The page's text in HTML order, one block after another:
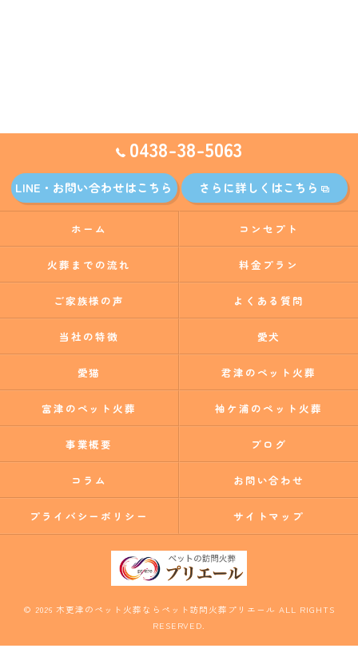
0438-38-5063
LINE・お問い合わせはこちら さらに詳しくはこちら
ホーム コンセプト
火葬までの流れ 料金プラン
ご家族様の声 よくある質問
当社の特徴 愛犬
愛猫 君津のペット火葬
富津のペット火葬 袖ケ浦のペット火葬
事業概要 ブログ
コラム お問い合わせ
プライバシーポリシー サイトマップ
© 2026 木更津のペット火葬ならペット訪問火葬プリエール ALL RIGHTS
RESERVED.